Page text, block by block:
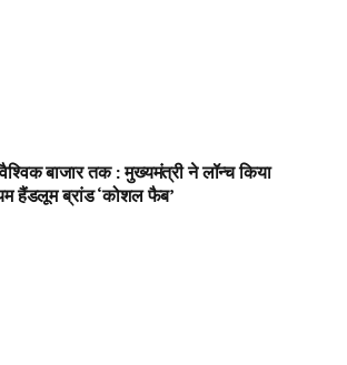
बाजार तक : मुख्यमंत्री ने लॉन्च किया
हैंडलूम ब्रांड ‘कोशल फैब’